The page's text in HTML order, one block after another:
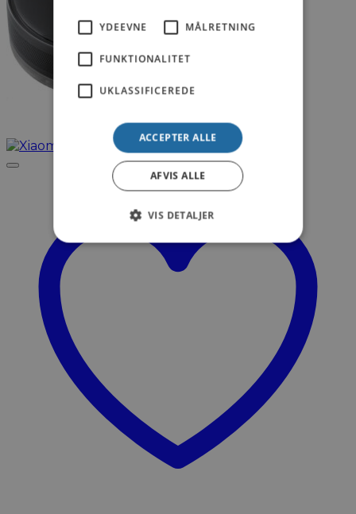
YDEEVNE MÅLRETNING
FUNKTIONALITET
UKLASSIFICEREDE
ACCEPTER ALLE
AFVIS ALLE
VIS DETALJER